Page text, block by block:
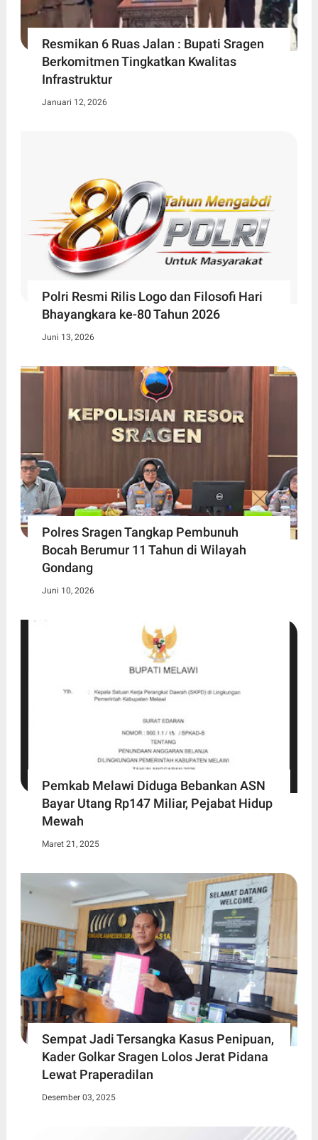
Resmikan 6 Ruas Jalan : Bupati Sragen
Berkomitmen Tingkatkan Kwalitas
Infrastruktur
Januari 12, 2026
Polri Resmi Rilis Logo dan Filosofi Hari
Bhayangkara ke-80 Tahun 2026
Juni 13, 2026
Polres Sragen Tangkap Pembunuh
Bocah Berumur 11 Tahun di Wilayah
Gondang
Juni 10, 2026
Pemkab Melawi Diduga Bebankan ASN
Bayar Utang Rp147 Miliar, Pejabat Hidup
Mewah
Maret 21, 2025
Sempat Jadi Tersangka Kasus Penipuan,
Kader Golkar Sragen Lolos Jerat Pidana
Lewat Praperadilan
Desember 03, 2025